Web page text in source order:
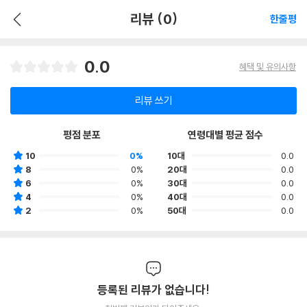
리뷰 (0) 한줄평
0.0 혜택 및 유의사항
리뷰 쓰기
평점 분포
10
0%
8
0%
6
0%
4
0%
2
0%
연령대별 평균 점수
10대
0.0
20대
0.0
30대
0.0
40대
0.0
50대
0.0
등록된 리뷰가 없습니다!